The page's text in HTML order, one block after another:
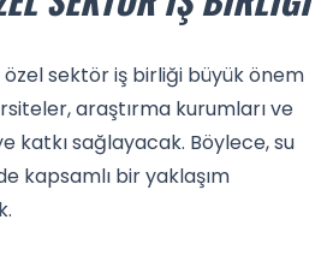
sektör iş birliği büyük önem
araştırma kurumları ve
katkı sağlayacak. Böylece, su
kapsamlı bir yaklaşım